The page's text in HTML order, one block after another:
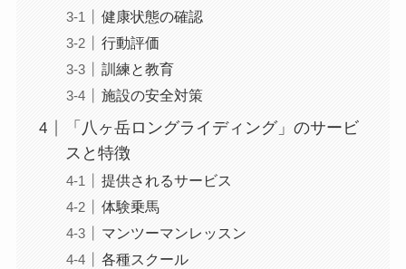
健康状態の確認
行動評価
訓練と教育
施設の安全対策
「八ヶ岳ロングライディング」のサービ
スと特徴
提供されるサービス
体験乗馬
マンツーマンレッスン
各種スクール